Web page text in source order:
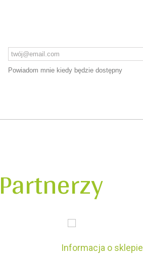
Powiadom mnie kiedy będzie dostępny
Partnerzy
Informacja o sklepie